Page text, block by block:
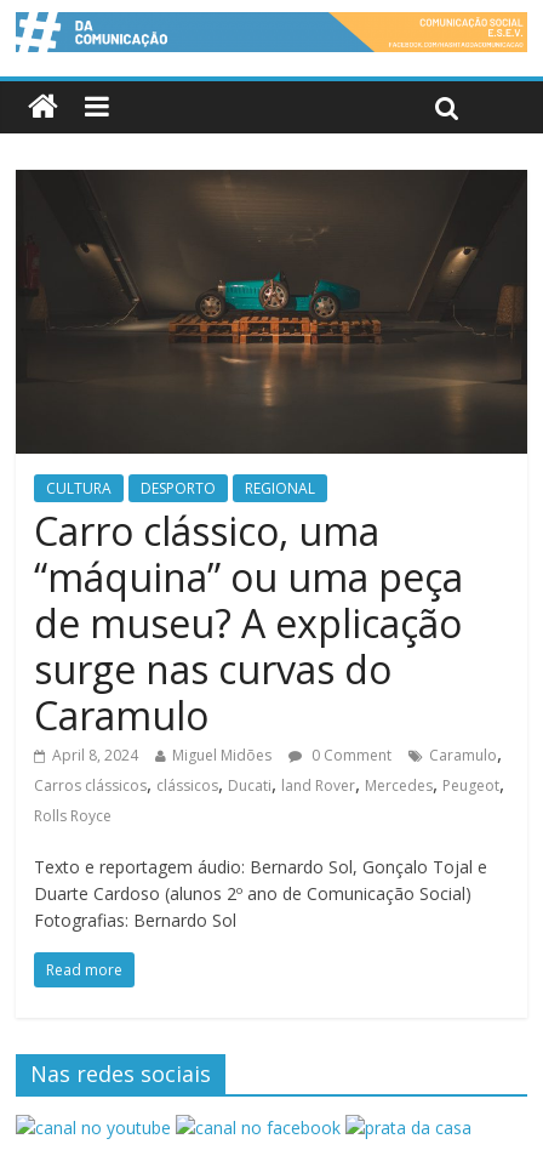
CULTURA DESPORTO REGIONAL
Carro clássico, uma
“máquina” ou uma peça
de museu? A explicação
surge nas curvas do
Caramulo
April 8, 2024 Miguel Midões 0 Comment Caramulo,
Carros clássicos, clássicos, Ducati, land Rover, Mercedes, Peugeot,
Rolls Royce
Texto e reportagem áudio: Bernardo Sol, Gonçalo Tojal e
Duarte Cardoso (alunos 2º ano de Comunicação Social)
Fotografias: Bernardo Sol
Read more
Nas redes sociais